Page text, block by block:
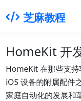
芝麻教程
HomeKit 开
HomeKit 在那些支
iOS 设备的附属配件
家庭自动化的发展和